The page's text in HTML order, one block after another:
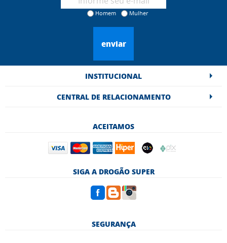
Homem Mulher
enviar
INSTITUCIONAL
CENTRAL DE RELACIONAMENTO
ACEITAMOS
SIGA A DROGÃO SUPER
SEGURANÇA